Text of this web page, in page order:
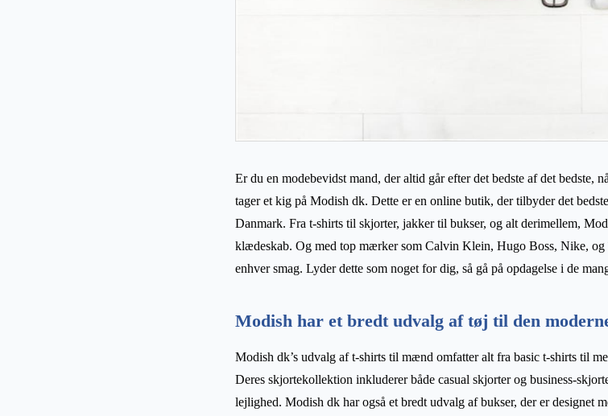
Er du en modebevidst mand, der altid går efter det bedste af det bedste,
tager et kig på Modish dk. Dette er en online butik, der tilbyder det
Danmark. Fra t-shirts til skjorter, jakker til bukser, og alt derimellem,
klædeskab. Og med top mærker som Calvin Klein, Hugo Boss, Nike,
enhver smag. Lyder dette som noget for dig, så gå på opdagelse i de
Modish har et bredt udvalg af tøj til den
Modish dk’s udvalg af t-shirts til mænd omfatter alt fra basic t-shirts til
Deres skjortekollektion inkluderer både casual skjorter og business-
lejlighed. Modish dk har også et bredt udvalg af bukser, der er designet